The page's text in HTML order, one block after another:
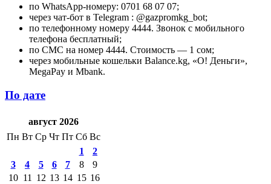
по WhatsApp-номеру: 0701 68 07 07;
через чат-бот в Telegram : @gazpromkg_bot;
по телефонному номеру 4444. Звонок с мобильного
телефона бесплатный;
по СМС на номер 4444. Стоимость — 1 сом;
через мобильные кошельки Balance.kg, «О! Деньги»,
MegaPay и Mbank.
По дате
август 2026
Пн Вт Ср Чт Пт Сб Вс
1
2
3
4 5 6 7 8
9
10 11 12 13 14 15 16